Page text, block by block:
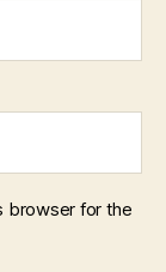
browser for the